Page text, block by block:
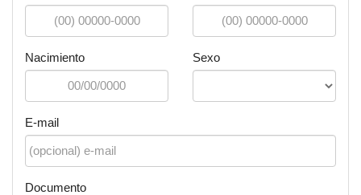
Nacimiento Sexo
E-mail
Documento